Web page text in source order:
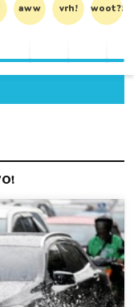
aww vrh! woot?!